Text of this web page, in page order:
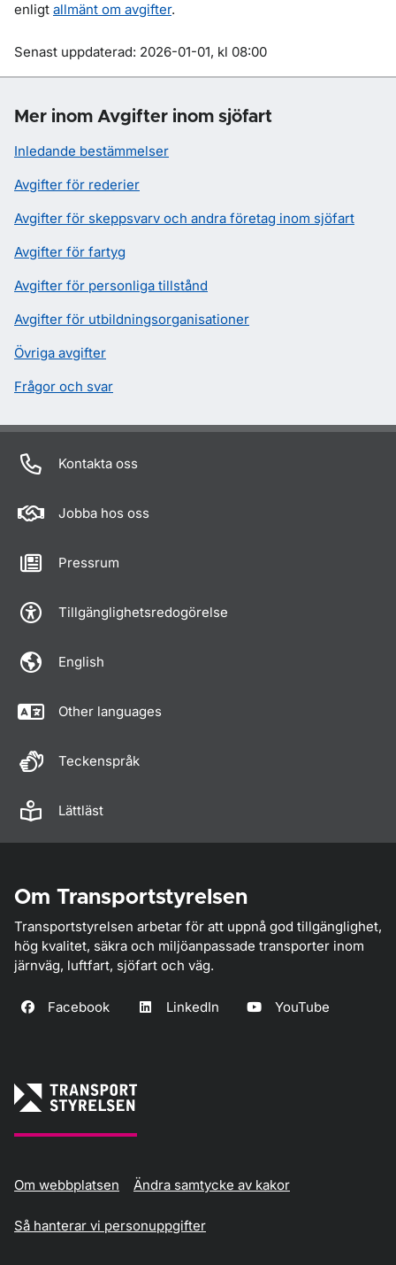
enligt allmänt om avgifter.
Om sidan
Senast uppdaterad: 2026-01-01, kl 08:00
Mer inom Avgifter inom sjöfart
Inledande bestämmelser
Avgifter för rederier
Avgifter för skeppsvarv och andra företag inom sjöfart
Avgifter för fartyg
Avgifter för personliga tillstånd
Avgifter för utbildningsorganisationer
Övriga avgifter
Frågor och svar
Kontakta oss
Jobba hos oss
Pressrum
Tillgänglighetsredogörelse
English
Other languages
Teckenspråk
Lättläst
Om Transportstyrelsen
Transportstyrelsen arbetar för att uppnå god tillgänglighet,
hög kvalitet, säkra och miljöanpassade transporter inom
järnväg, luftfart, sjöfart och väg.
Facebook LinkedIn YouTube
Om webbplatsen Ändra samtycke av kakor
Så hanterar vi personuppgifter